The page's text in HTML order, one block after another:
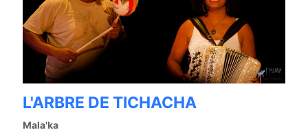
L'ARBRE DE TICHACHA
Mala'ka